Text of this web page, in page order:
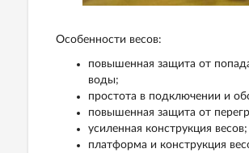
Особенности весов:
повышенная защита от
воды;
простота в подключении и
повышенная защита от
усиленная конструкция весов;
платформа и конструкция